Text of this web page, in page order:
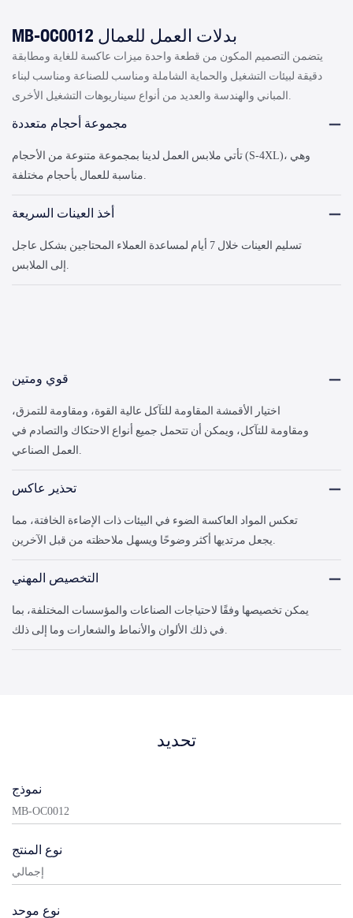
MB-OC0012 بدلات العمل للعمال
يتضمن التصميم المكون من قطعة واحدة ميزات عاكسة للغاية ومطابقة
دقيقة لبيئات التشغيل والحماية الشاملة ومناسب للصناعة ومناسب لبناء
مجموعة أحجام متعددة
تأتي ملابس العمل لدينا بمجموعة متنوعة من الأحجام (S-4XL)، وهي
أخذ العينات السريعة
تسليم العينات خلال 7 أيام لمساعدة العملاء المحتاجين بشكل عاجل
قوي ومتين
اختيار الأقمشة المقاومة للتآكل عالية القوة، ومقاومة للتمزق،
ومقاومة للتآكل، ويمكن أن تتحمل جميع أنواع الاحتكاك والتصادم في
العمل الصناعي.
تحذير عاكس
تعكس المواد العاكسة الضوء في البيئات ذات الإضاءة الخافتة، مما
يجعل مرتديها أكثر وضوحًا ويسهل ملاحظته من قبل الآخرين.
التخصيص المهني
يمكن تخصيصها وفقًا لاحتياجات الصناعات والمؤسسات المختلفة، بما
في ذلك الألوان والأنماط والشعارات وما إلى ذلك.
تحديد
نموذج
MB-OC0012
نوع المنتج
إجمالي
نوع موحد